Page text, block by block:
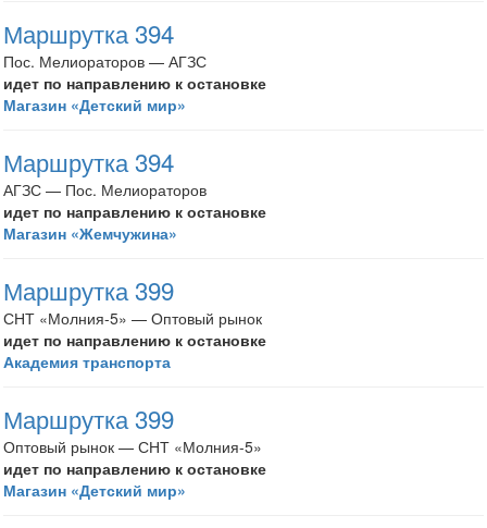
Маршрутка 394
Пос. Мелиораторов — АГЗС
идет по направлению к остановке
Магазин «Детский мир»
Маршрутка 394
АГЗС — Пос. Мелиораторов
идет по направлению к остановке
Магазин «Жемчужина»
Маршрутка 399
СНТ «Молния-5» — Оптовый рынок
идет по направлению к остановке
Академия транспорта
Маршрутка 399
Оптовый рынок — СНТ «Молния-5»
идет по направлению к остановке
Магазин «Детский мир»